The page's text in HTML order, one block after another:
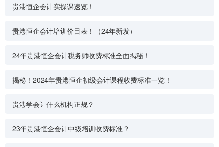
贵港恒企会计实操课速览！
贵港恒企会计培训价目表！（24年新发）
24年贵港恒企会计税务师收费标准全面揭秘！
揭秘！2024年贵港恒企初级会计课程收费标准一览！
贵港学会计什么机构正规？
23年贵港恒企会计中级培训收费标准？